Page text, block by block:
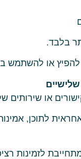
בלבד.
או להשתמש
או שירותים
לתוכן,
לזמינות